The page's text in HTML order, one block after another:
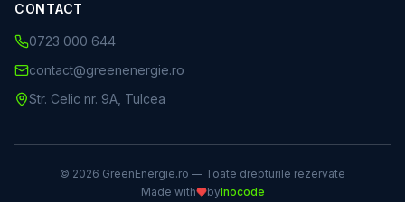
CONTACT
0723 000 644
contact@greenenergie.ro
Str. Celic nr. 9A, Tulcea
© 2026 GreenEnergie.ro — Toate drepturile rezervate
Made with
byInocode